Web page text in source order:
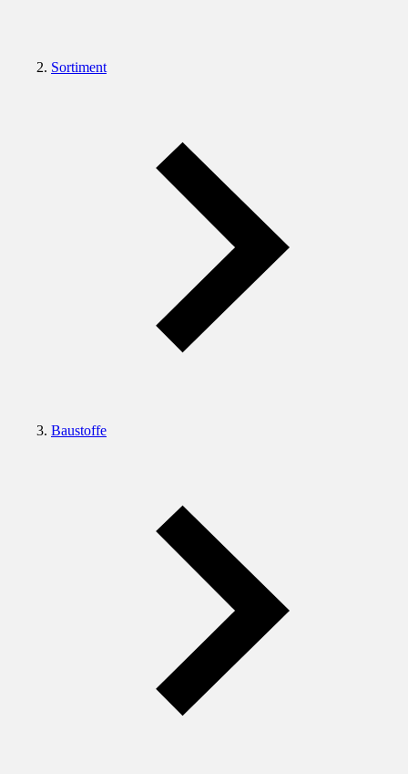
Sortiment
Baustoffe